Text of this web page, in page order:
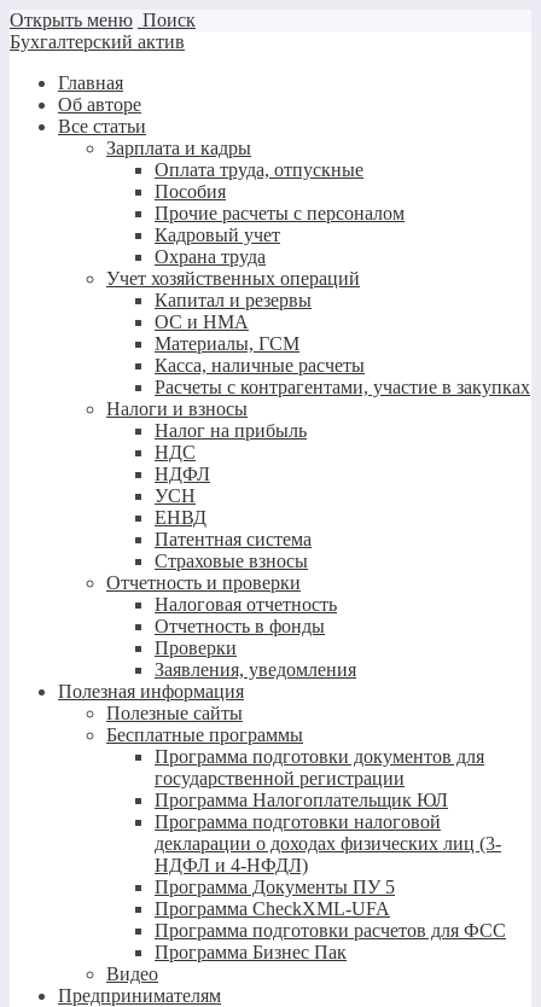
Открыть меню Поиск
Бухгалтерский актив
Главная
Об авторе
Все статьи
Зарплата и кадры
Оплата труда, отпускные
Пособия
Прочие расчеты с персоналом
Кадровый учет
Охрана труда
Учет хозяйственных операций
Капитал и резервы
ОС и НМА
Материалы, ГСМ
Касса, наличные расчеты
Расчеты с контрагентами, участие в закупках
Налоги и взносы
Налог на прибыль
НДС
НДФЛ
УСН
ЕНВД
Патентная система
Страховые взносы
Отчетность и проверки
Налоговая отчетность
Отчетность в фонды
Проверки
Заявления, уведомления
Полезная информация
Полезные сайты
Бесплатные программы
Программа подготовки документов для
государственной регистрации
Программа Налогоплательщик ЮЛ
Программа подготовки налоговой
декларации о доходах физических лиц (3-
НДФЛ и 4-НФДЛ)
Программа Документы ПУ 5
Программа CheckXML-UFA
Программа подготовки расчетов для ФСС
Программа Бизнес Пак
Видео
Предпринимателям